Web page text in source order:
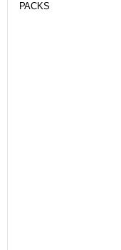
PACKS